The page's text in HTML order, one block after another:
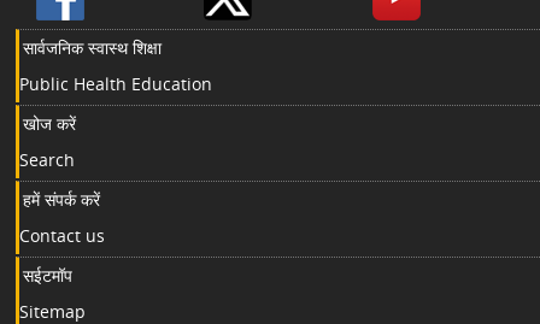
सार्वजनिक स्वास्थ शिक्षा
Public Health Education
खोज करें
Search
हमें संपर्क करें
Contact us
सईटमॉप
Sitemap